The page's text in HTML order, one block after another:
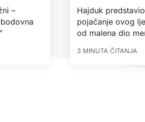
–
Hajduk
pojačanje ovog
od malena dio
3 MINUTA ČITANJA